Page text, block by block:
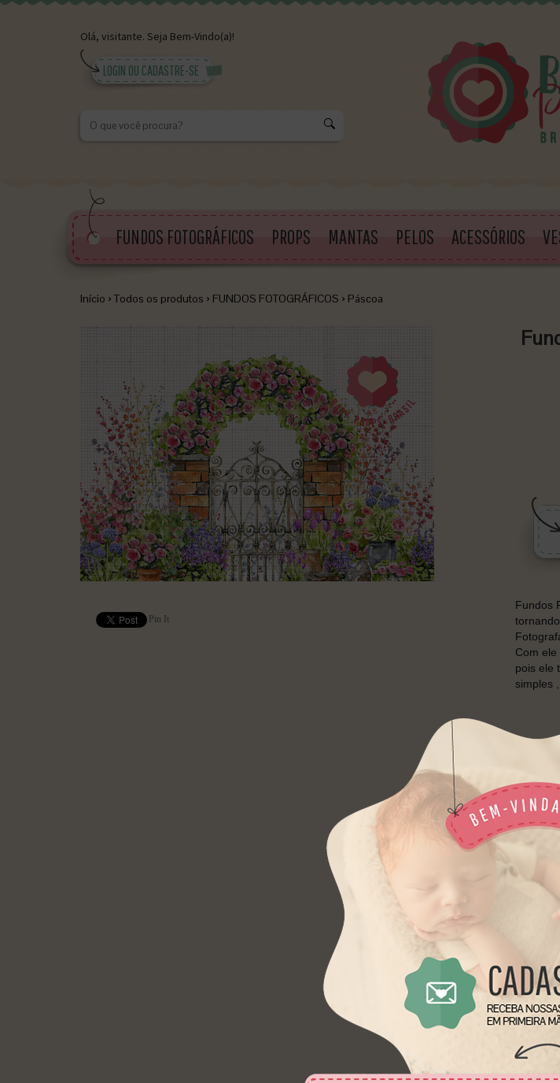
Olá, visitante. Seja Bem-Vindo(a)!
LOGIN OU CADASTRE-SE
K
FUNDOS FOTOGRÁFICOS PROPS MANTAS PELOS ACESSÓRIOS
Início › Todos os produtos › FUNDOS FOTOGRÁFICOS › Páscoa
Pin It
Fundos
Com ele
pois ele
simples
*As
dar a
**
OU
• Prazo
•
•
•